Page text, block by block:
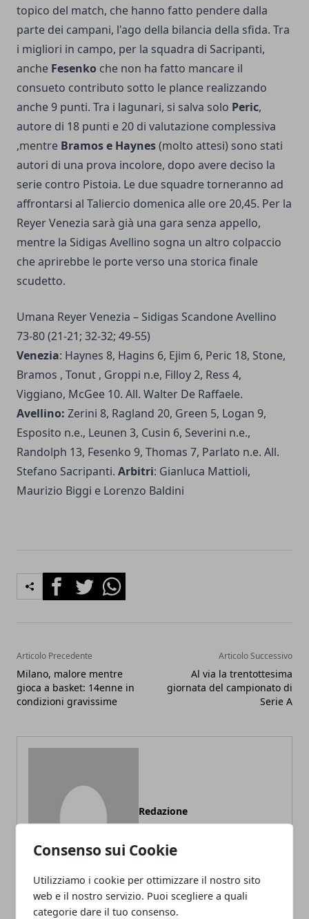
Consenso sui Cookie
Utilizziamo i cookie per ottimizzare il nostro sito
web e il nostro servizio. Puoi scegliere a quali
categorie dare il tuo consenso.
topico del match, che hanno fatto pendere dalla
parte dei campani, l'ago della bilancia della sfida. Tra
i migliori in campo, per la squadra di Sacripanti,
anche Fesenko che non ha fatto mancare il
consueto contributo sotto le plance realizzando
anche 9 punti. Tra i lagunari, si salva solo Peric,
autore di 18 punti e 20 di valutazione complessiva
,mentre Bramos e Haynes(molto attesi) sono stati
autori di una prova incolore, dopo avere deciso la
serie contro Pistoia. Le due squadre torneranno ad
affrontarsi al Taliercio domenica alle ore 20,45. Per la
Reyer Venezia sarà già una gara senza appello,
mentre la Sidigas Avellino sogna un altro colpaccio
che aprirebbe le porte verso una storica finale
scudetto.
Umana Reyer Venezia – Sidigas Scandone Avellino
73-80 (21-21; 32-32; 49-55)
Venezia: Haynes 8, Hagins 6, Ejim 6, Peric 18, Stone,
Bramos , Tonut , Groppi n.e, Filloy 2, Ress 4,
Viggiano, McGee 10. All. Walter De Raffaele.
Avellino: Zerini 8, Ragland 20, Green 5, Logan 9,
Esposito n.e., Leunen 3, Cusin 6, Severini n.e.,
Randolph 13, Fesenko 9, Thomas 7, Parlato n.e. All.
Stefano Sacripanti. Arbitri: Gianluca Mattioli,
Maurizio Biggi e Lorenzo Baldini
FacebookTwitterWhatsapp
Articolo Precedente
Milano, malore mentre
gioca a basket: 14enne in
condizioni gravissime
Articolo Successivo
Al via la trentottesima
giornata del campionato di
Serie A
Redazione